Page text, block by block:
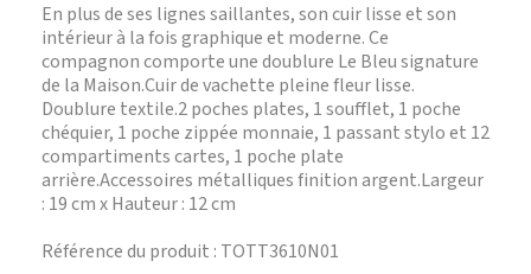
En plus de ses lignes saillantes, son cuir lisse et son
intérieur à la fois graphique et moderne. Ce
compagnon comporte une doublure Le Bleu signature
de la Maison.Cuir de vachette pleine fleur lisse.
Doublure textile.2 poches plates, 1 soufflet, 1 poche
chéquier, 1 poche zippée monnaie, 1 passant stylo et 12
compartiments cartes, 1 poche plate
arrière.Accessoires métalliques finition argent.Largeur
: 19 cm x Hauteur : 12 cm
Référence du produit : TOTT3610N01